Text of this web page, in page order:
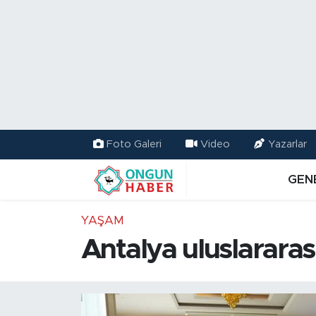
Foto Galeri Video Yazarlar
YAŞAM
Antalya
Trafik Durumu
TFF 2.Lig Kırmızı Grup Puan Durumu ve Fikstür
Haber Arşivi